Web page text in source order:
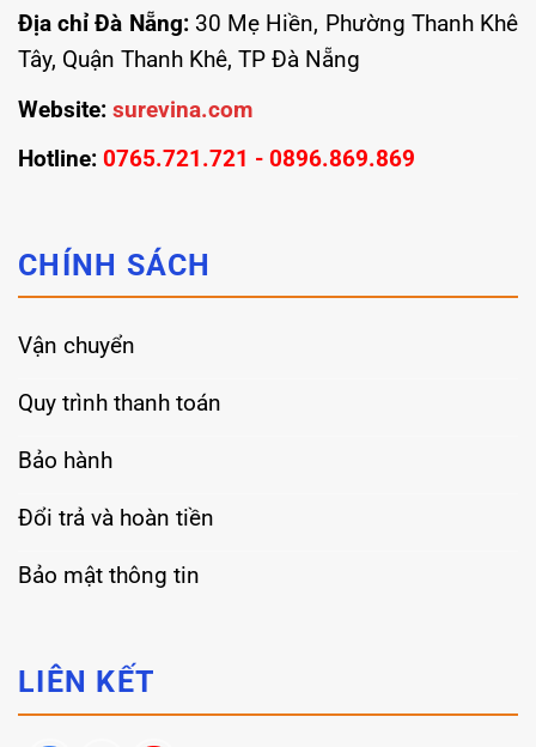
Địa chỉ Đà Nẵng:30 Mẹ Hiền, Phường Thanh Khê
Tây, Quận Thanh Khê, TP Đà Nẵng
Website: surevina.com
Hotline: 0765.721.721 - 0896.869.869
CHÍNH SÁCH
Vận chuyển
Quy trình thanh toán
Bảo hành
Đổi trả và hoàn tiền
Bảo mật thông tin
LIÊN KẾT